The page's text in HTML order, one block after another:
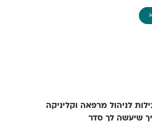
לניהול מרפאה וקליניקה